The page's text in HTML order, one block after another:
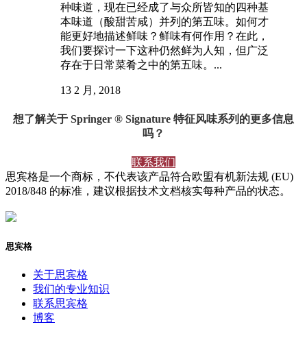
种味道，现在已经成了与众所皆知的四种基
本味道（酸甜苦咸）并列的第五味。如何才
能更好地描述鲜味？鲜味有何作用？在此，
我们要探讨一下这种仍然鲜为人知，但广泛
存在于日常菜肴之中的第五味。...
13 2 月, 2018
想了解关于 Springer ® Signature 特征风味系列的更多信息
吗？
联系我们
思宾格是一个商标，不代表该产品符合欧盟有机新法规 (EU)
2018/848 的标准，建议根据技术文档核实每种产品的状态。
思宾格
关于思宾格
我们的专业知识
联系思宾格
博客